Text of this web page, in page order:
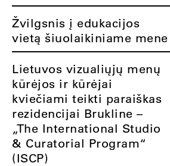
Žvilgsnis į edukacijos
vietą šiuolaikiniame mene
Lietuvos vizualiųjų menų
kūrėjos ir kūrėjai
kviečiami teikti paraiškas
rezidencijai Brukline –
„The International Studio
& Curatorial Program“
(ISCP)